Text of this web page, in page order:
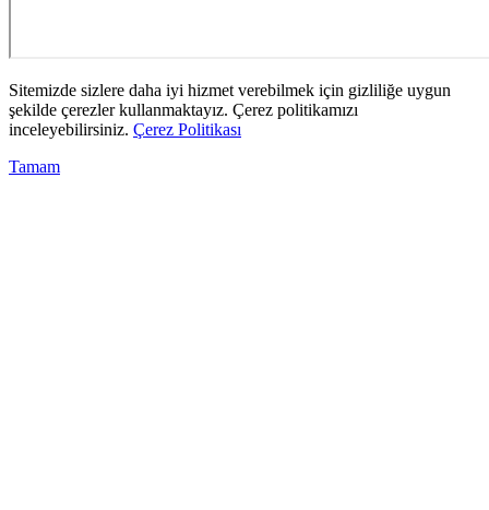
Sitemizde sizlere daha iyi hizmet verebilmek için gizliliğe uygun
şekilde çerezler kullanmaktayız. Çerez politikamızı
inceleyebilirsiniz. Çerez Politikası
Tamam